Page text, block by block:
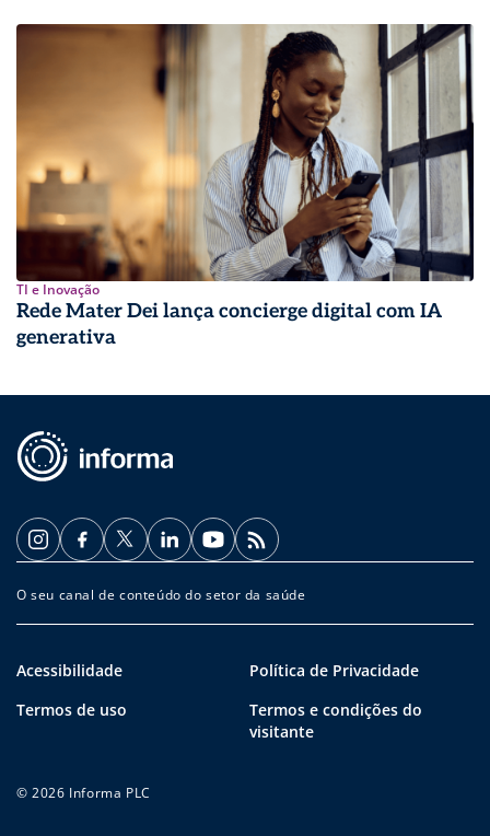
TI e Inovação
Rede Mater Dei lança concierge digital com IA
generativa
O seu canal de conteúdo do setor da saúde
Acessibilidade
Política de Privacidade
Termos de uso
Termos e condições do
visitante
© 2026 Informa PLC